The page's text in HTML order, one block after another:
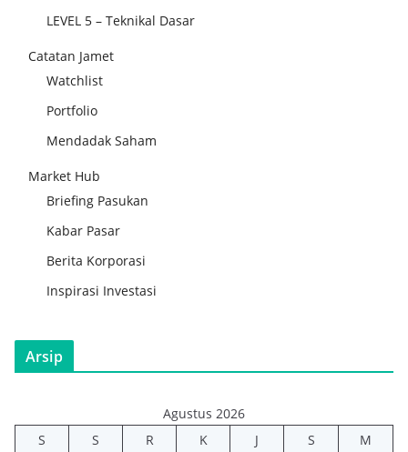
LEVEL 5 – Teknikal Dasar
Catatan Jamet
Watchlist
Portfolio
Mendadak Saham
Market Hub
Briefing Pasukan
Kabar Pasar
Berita Korporasi
Inspirasi Investasi
Arsip
Agustus 2026
S
S R K J S
M